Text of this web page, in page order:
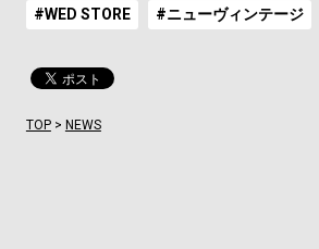
#WED STORE #ニューヴィンテージ
TOP> NEWS